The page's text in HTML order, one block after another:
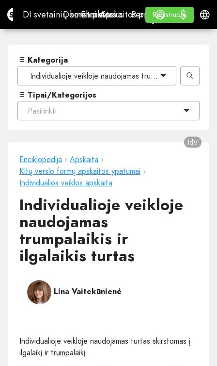
Site.proDI svetainių konstruktorius
DI svetainių konstruktorius
Domenai
DomenaiEl. paštas
El. paštasApskaitos programa
Apskaitos programa
Perpardavėjams
„WHITE LABEL“
Mokymasis
Mokymasis
Registruotis
Registruotis
Prisijungti
$
$
Kategorija
Individualioje veikloje naudojamas trumpalaikis ir
Tipai/Kategorijos
Pasirinkti
Enciklopedija › Apskaita ›
Kitų verslo formų apskaitos ypatumai ›
Individualios veiklos apskaita
Individualioje veikloje
naudojamas
trumpalaikis ir
ilgalaikis turtas
IdV
Lina Vaitekūnienė
Individualioje veikloje naudojamas turtas skirstomas į
ilgalaikį ir trumpalaikį.